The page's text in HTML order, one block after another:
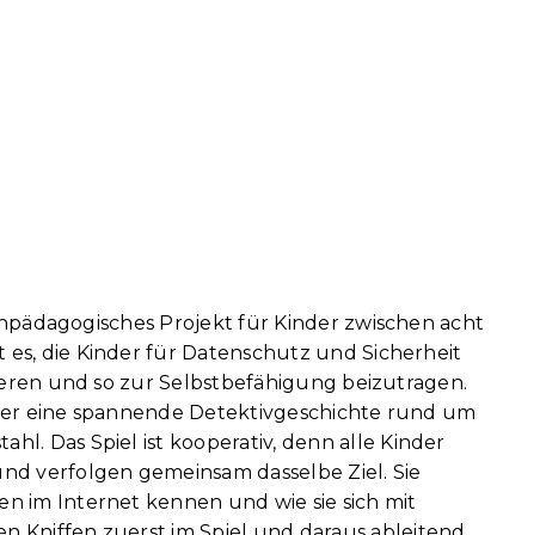
Projekt für Kinder zwischen acht
es, die Kinder für Datenschutz und Sicherheit
und so zur Selbstbefähigung beizutragen.
eine spannende Detektivgeschichte rund um
Das Spiel ist kooperativ, denn alle Kinder
verfolgen gemeinsam dasselbe Ziel. Sie
im Internet kennen und wie sie sich mit